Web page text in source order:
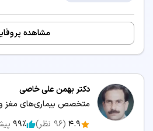
مشاهده
دکتر بهمن علی خاصی
متخصص بیماری‌های مغز
4.9
(
96 نظر) 99٪